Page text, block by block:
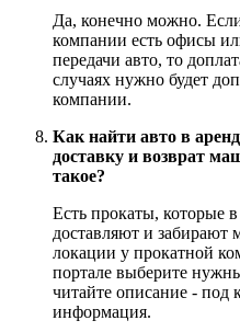
Да, конечно можно.
компании есть офисы
передачи авто, то
случаях нужно будет
компании.
Как найти авто в
доставку и возврат
такое?
Есть прокаты, которые
доставляют и забирают
локации у прокатной
портале выберите
читайте описание - под
информация.